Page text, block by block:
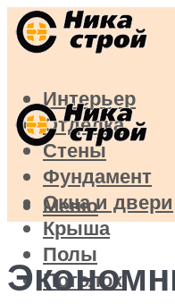
Интерьер
Отделка
Стены
Фундамент
Окна и двери
Крыша
Полы
Потолок
Меню